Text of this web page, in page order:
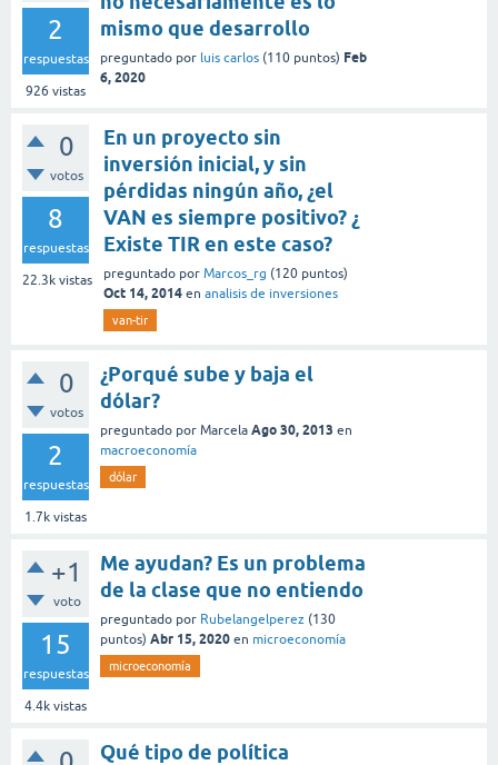
2
respuestas
926 vistas
mismo que desarrollo
preguntado por luis carlos (110 puntos) Feb
6, 2020
0
votos
8
respuestas
22.3k vistas
En un proyecto sin
inversión inicial, y sin
pérdidas ningún año, ¿el
VAN es siempre positivo? ¿
Existe TIR en este caso?
preguntado por Marcos_rg (120 puntos)
Oct 14, 2014 en analisis de inversiones
van-tir
0
votos
2
respuestas
1.7k vistas
¿Porqué sube y baja el
dólar?
preguntado por Marcela Ago 30, 2013 en
macroeconomía
dólar
+1
voto
15
respuestas
4.4k vistas
Me ayudan? Es un problema
de la clase que no entiendo
preguntado por Rubelangelperez (130
puntos) Abr 15, 2020 en microeconomía
microeconomía
Qué tipo de política